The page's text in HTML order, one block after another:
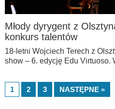
Młody dyrygent z
konkurs talentów
18-letni Wojciech Terech z
show – 6. edycję Edu Virtuoso.
1 2 3 NASTĘPNE »